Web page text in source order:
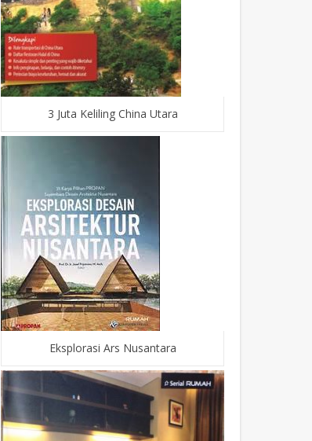
3 Juta Keliling China Utara
Eksplorasi Ars Nusantara